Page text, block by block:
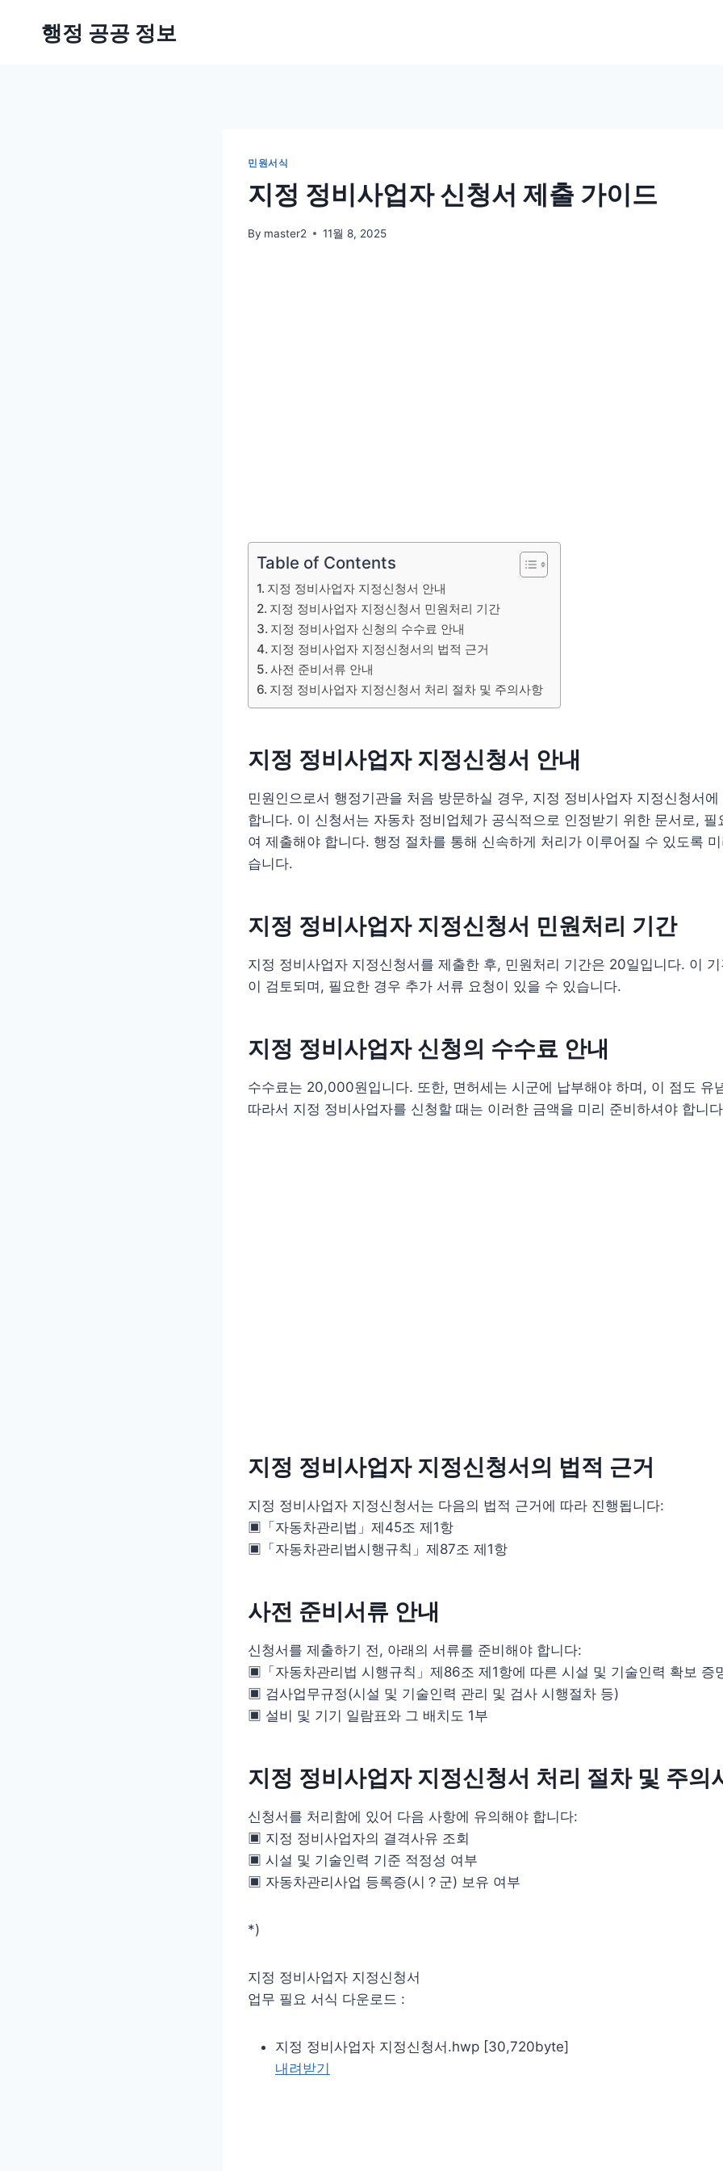
행정 공공 정보
민원서식
지정 정비사업자 신청서 제출 가이드
By master2 11월 8, 2025
Table of Contents
지정 정비사업자 지정신청서 안내
지정 정비사업자 지정신청서 민원처리 기간
지정 정비사업자 신청의 수수료 안내
지정 정비사업자 지정신청서의 법적 근거
사전 준비서류 안내
지정 정비사업자 지정신청서 처리 절차 및 주의사항
지정 정비사업자 지정신청서 안내
민원인으로서 행정기관을 처음 방문하실 경우, 지정 정비사업자 지정신청서
합니다. 이 신청서는 자동차 정비업체가 공식적으로 인정받기 위한 문서로, 필
여 제출해야 합니다. 행정 절차를 통해 신속하게 처리가 이루어질 수 있도록
습니다.
지정 정비사업자 지정신청서 민원처리 기간
지정 정비사업자 지정신청서를 제출한 후, 민원처리 기간은 20일입니다. 이
이 검토되며, 필요한 경우 추가 서류 요청이 있을 수 있습니다.
지정 정비사업자 신청의 수수료 안내
수수료는 20,000원입니다. 또한, 면허세는 시군에 납부해야 하며, 이 점도 유
따라서 지정 정비사업자를 신청할 때는 이러한 금액을 미리 준비하셔야 합니
지정 정비사업자 지정신청서의 법적 근거
지정 정비사업자 지정신청서는 다음의 법적 근거에 따라 진행됩니다:
▣「자동차관리법」제45조 제1항
▣「자동차관리법시행규칙」제87조 제1항
사전 준비서류 안내
신청서를 제출하기 전, 아래의 서류를 준비해야 합니다:
▣「자동차관리법 시행규칙」제86조 제1항에 따른 시설 및 기술인력 확보 증
▣ 검사업무규정(시설 및 기술인력 관리 및 검사 시행절차 등)
▣ 설비 및 기기 일람표와 그 배치도 1부
지정 정비사업자 지정신청서 처리 절차 및 주의
신청서를 처리함에 있어 다음 사항에 유의해야 합니다:
▣ 지정 정비사업자의 결격사유 조회
▣ 시설 및 기술인력 기준 적정성 여부
▣ 자동차관리사업 등록증(시？군) 보유 여부
*)
지정 정비사업자 지정신청서
업무 필요 서식 다운로드 :
지정 정비사업자 지정신청서.hwp [30,720byte]
내려받기